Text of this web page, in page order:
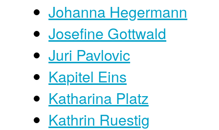
Johanna Hegermann
Josefine Gottwald
Juri Pavlovic
Kapitel Eins
Katharina Platz
Kathrin Ruestig